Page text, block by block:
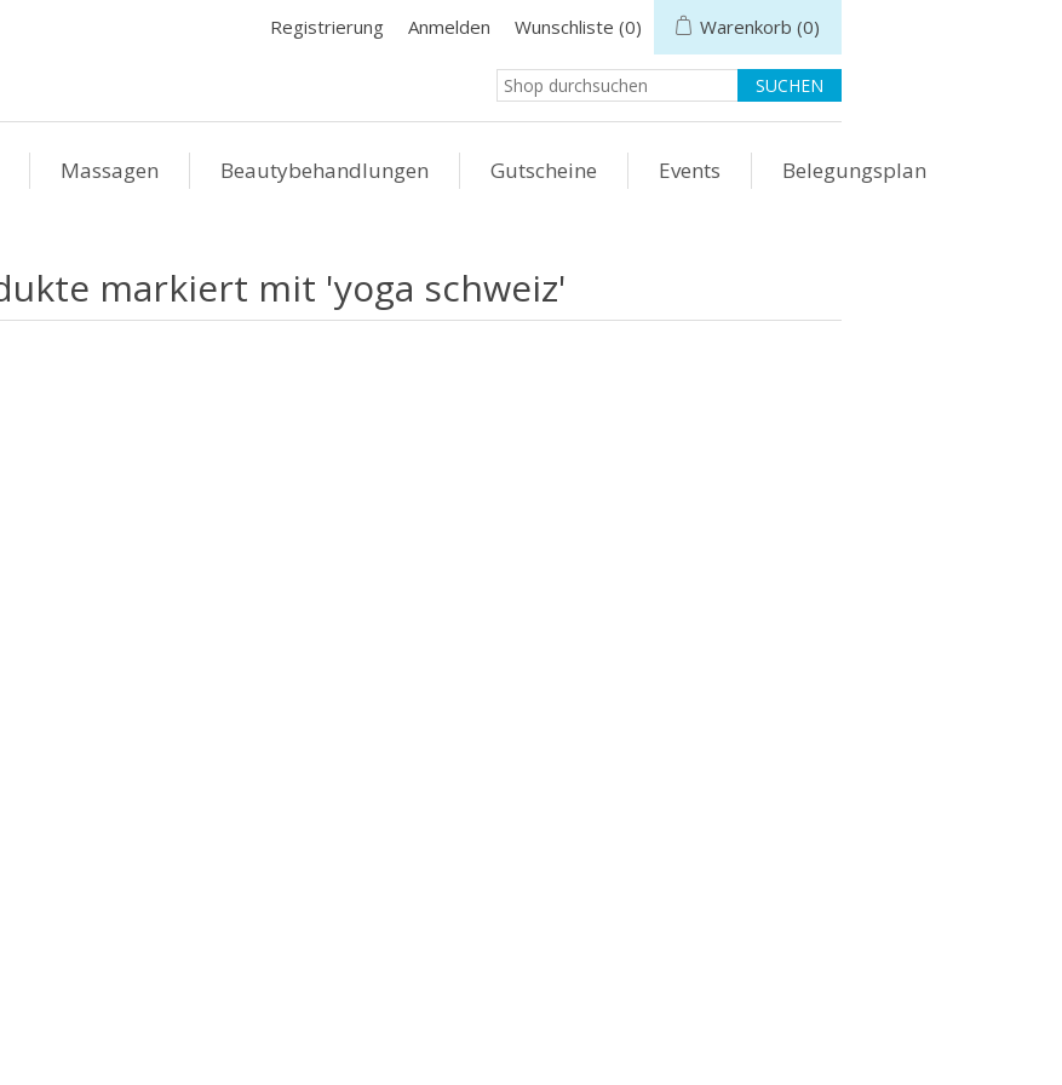
Registrierung Anmelden Wunschliste (0) Warenkorb (0)
Massagen Beautybehandlungen Gutscheine Events Belegungsplan
markiert mit 'yoga schweiz'